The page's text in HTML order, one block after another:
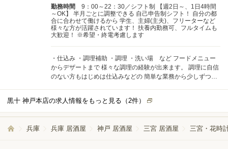
勤務時間
9：00～22：30／シフト制 【週2日～、1日4時間
～OK】 半月ごとに調整できる 自己申告制シフト！ 自分の都
合に合わせて働けるから 学生、主婦(主夫)、フリーターなど
様々な方が活躍されています！ 扶養内勤務可、フルタイムも
大歓迎！ ※希望・終電考慮します
・仕込み ・調理補助 ・調理 ・洗い場 など フードメニュー
からデザートまで 様々な調理の経験が出来ます。 調理に自信
のない方もはじめは仕込みなどの 簡単な業務から少しずつお
黒十 神戸本店の求人情報をもっと見る（2件）
兵庫 兵庫 居酒屋 神戸 居酒屋 三宮 居酒屋 三宮・花時